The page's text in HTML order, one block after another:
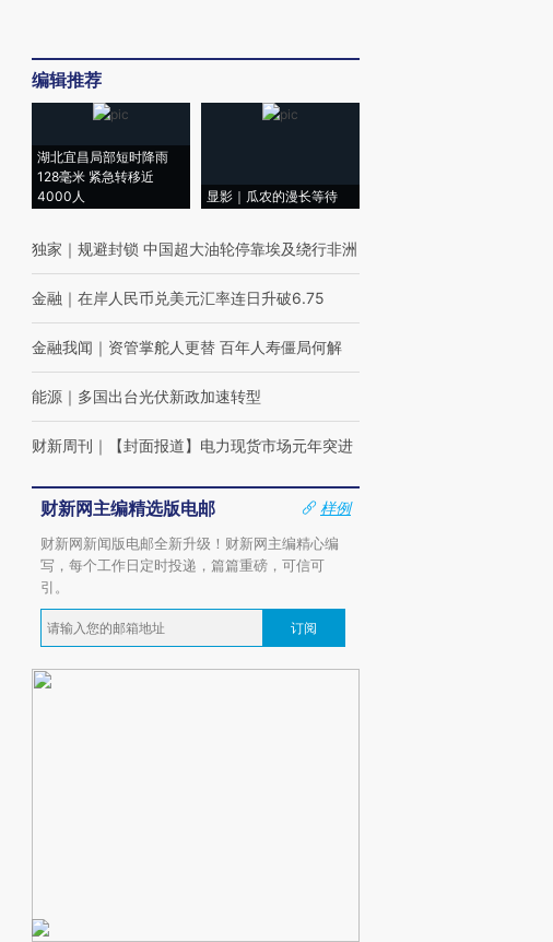
编辑推荐
湖北宜昌局部短时降雨
128毫米 紧急转移近
4000人
显影｜瓜农的漫长等待
独家 ｜ 规避封锁 中国超大油轮停靠埃及绕行非洲
金融 ｜ 在岸人民币兑美元汇率连日升破6.75
金融我闻 ｜ 资管掌舵人更替 百年人寿僵局何解
能源 ｜ 多国出台光伏新政加速转型
财新周刊 ｜ 【封面报道】电力现货市场元年突进
财新网主编精选版电邮
样例
财新网新闻版电邮全新升级！财新网主编精心编
写，每个工作日定时投递，篇篇重磅，可信可
引。
订阅